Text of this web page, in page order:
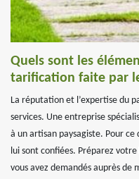
Quels sont les
tarification faite par
La réputation et l’expertise du
services. Une entreprise
à un artisan paysagiste. Pour ce
lui sont confiées. Préparez
vous avez demandés auprès de